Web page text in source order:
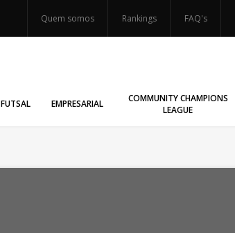
Quem somos Rankings FAQ's
FUTSAL EMPRESARIAL
COMMUNITY CHAMPIONS
LEAGUE